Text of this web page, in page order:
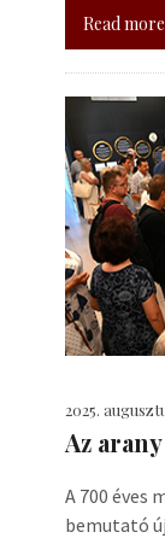
Read
2025.
Az
A 700
bemutató